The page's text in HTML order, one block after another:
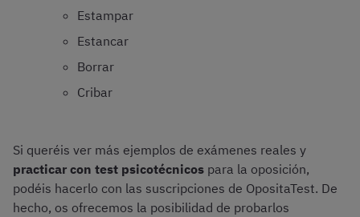
Estampar
Estancar
Borrar
Cribar
Si queréis ver más ejemplos de exámenes reales y
practicar con test psicotécnicos para la oposición,
podéis hacerlo con las suscripciones de OpositaTest. De
hecho, os ofrecemos la posibilidad de probarlos